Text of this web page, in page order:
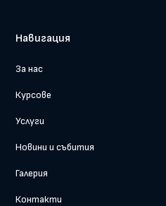
Навигация
За нас
Курсове
Услуги
Новини и събития
Галерия
Контакти